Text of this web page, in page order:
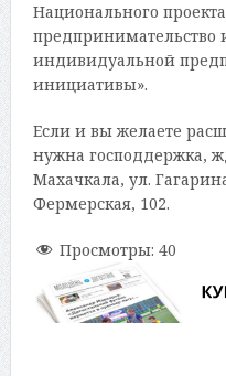
Национального
предпринимательство
индивидуальной
инициативы».
Если и вы желаете
нужна господдержка,
Махачкала, ул.
Фермерская, 102.
Просмотры: 40